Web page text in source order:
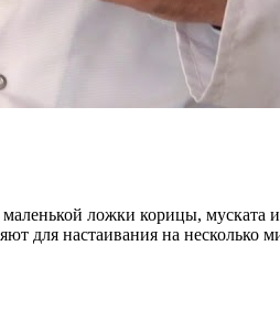
ложки корицы, муската
для настаивания на несколько